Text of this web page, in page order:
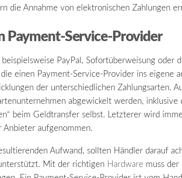
die Annahme von elektronischen Zahlungen
Payment-Service-Provider
PayPal, Sofortüberweisung
einen Payment-Service-Provider ins eigene
der unterschiedlichen Zahlungsarten.
abgewickelt werden,
beim Geldtransfer selbst. Letzterer wird
aufgenommen.
Aufwand, sollten Händler darauf
Mit der richtigen Hardware muss